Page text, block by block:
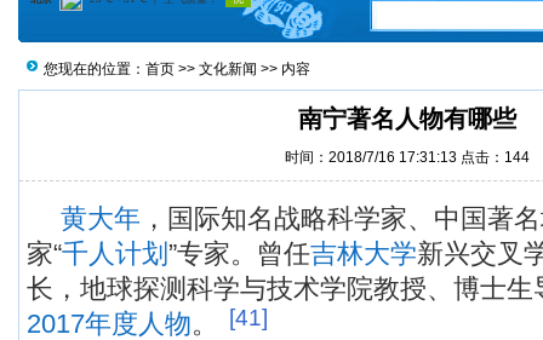
您现在的位置： 首页 >> 文化新闻 >> 内容
南宁著名人物有哪些
时间：2018/7/16 17:31:13 点击： 144
黄大年 ，国际知名战略科学家、中国著
家“千人计划 ”专家。曾任吉林大学新兴交叉
长，地球探测科学与技术学院教授、博士生
2017年度人物。 [41]